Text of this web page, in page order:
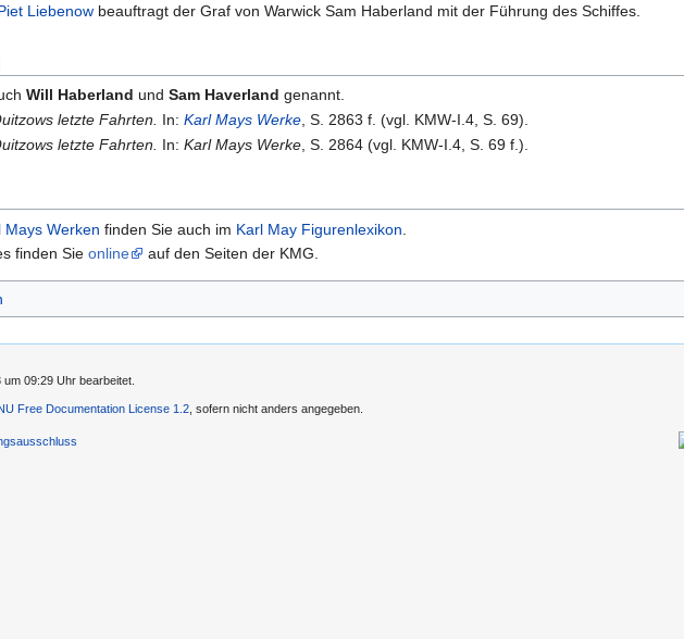
Liebenow beauftragt der Graf von Warwick Sam Haberland mit der Führung des Schiffes.
Will Haberland und Sam Haverland genannt.
letzte Fahrten. In: Karl Mays Werke, S. 2863 f. (vgl. KMW-I.4, S. 69).
letzte Fahrten. In: Karl Mays Werke, S. 2864 (vgl. KMW-I.4, S. 69 f.).
Mays Werken finden Sie auch im Karl May Figurenlexikon.
finden Sie online auf den Seiten der KMG.
09:29 Uhr bearbeitet.
Free Documentation License 1.2 , sofern nicht anders angegeben.